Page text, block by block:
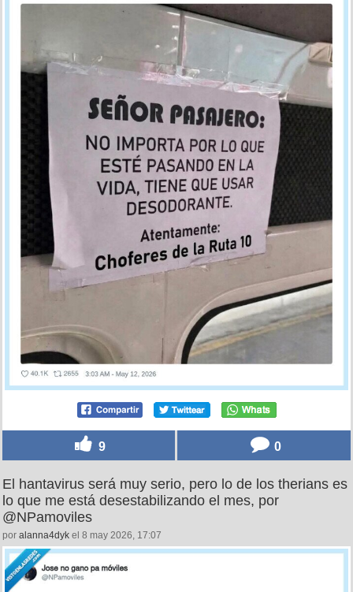
9 0
El hantavirus será muy serio, pero lo de los therians es
lo que me está desestabilizando el mes, por
@NPamoviles
por alanna4dyk el 8 may 2026, 17:07